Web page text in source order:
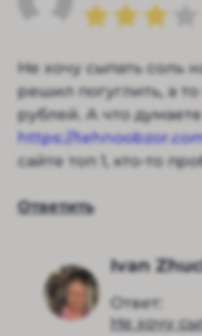
Не хочу сыпать соль
решил погуглить, а
рублей. А что
https://
сайте топ 1, кто-то
Ответить
Ivan
Ответ:
Не хочу